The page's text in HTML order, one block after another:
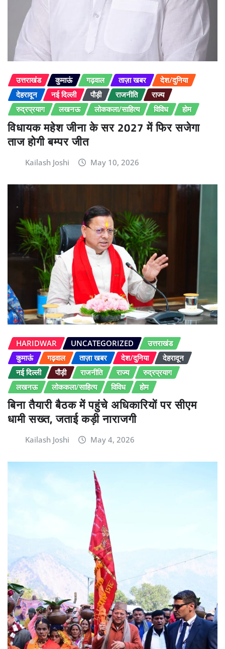
उत्तराखंड कुमाऊं गढ़वाल ताज़ा खबर
देश/दुनिया
देहरादून
नई दिल्ली पौड़ी राजनीति
राज्य
रुद्रप्रयाग
लखनऊ लोककला/साहित्य विविध होम
विधायक महेश जीना के सर 2027 में फिर सजेगा
ताज होगी बम्पर जीत
Kailash Joshi May 10, 2026
HARIDWAR UNCATEGORIZED
उत्तराखंड
कुमाऊं
गढ़वाल ताज़ा खबर देश/दुनिया
देहरादून
नई दिल्ली
पौड़ी राजनीति राज्य
रुद्रप्रयाग
लखनऊ
लोककला/साहित्य विविध होम
बिना तैयारी बैठक में पहुंचे अधिकारियों पर सीएम
धामी सख्त, जताई कड़ी नाराजगी
Kailash Joshi May 4, 2026